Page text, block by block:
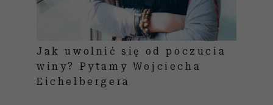
Jak uwolnić się od poczucia
winy? Pytamy Wojciecha
Eichelbergera